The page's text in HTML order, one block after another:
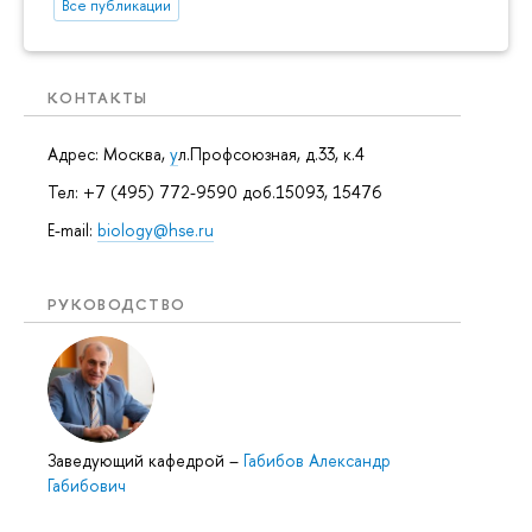
Все публикации
КОНТАКТЫ
Адрес: Москва, ул.Профсоюзная, д.33, к.4
Тел: +7 (495) 772-9590 доб.15093, 15476
E-mail: biology@hse.ru
РУКОВОДСТВО
Заведующий кафедрой – Габибов Александр
Габибович